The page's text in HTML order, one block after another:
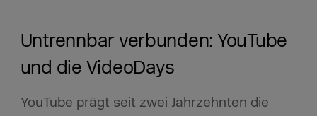
Untrennbar verbunden: YouTube
und die VideoDays
YouTube prägt seit zwei Jahrzehnten die